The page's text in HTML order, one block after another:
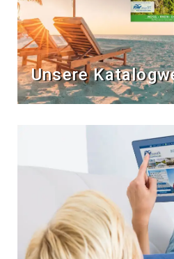
Unsere